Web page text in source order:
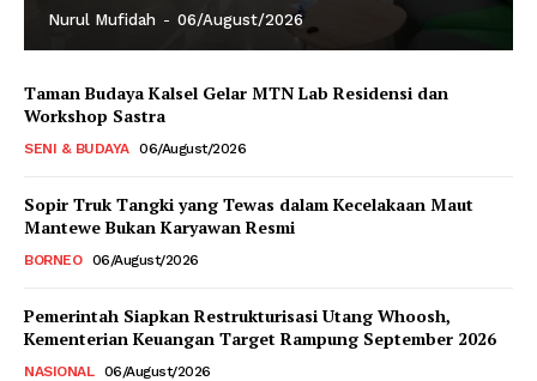
Nurul Mufidah - 06/August/2026
Taman Budaya Kalsel Gelar MTN Lab Residensi dan
Workshop Sastra
SENI & BUDAYA 06/August/2026
Sopir Truk Tangki yang Tewas dalam Kecelakaan Maut
Mantewe Bukan Karyawan Resmi
BORNEO 06/August/2026
Pemerintah Siapkan Restrukturisasi Utang Whoosh,
Kementerian Keuangan Target Rampung September 2026
NASIONAL 06/August/2026